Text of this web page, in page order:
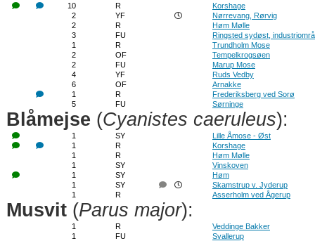
10
R
Korshage
2
YF
Nørrevang, Rørvig
2
R
Høm Mølle
3
FU
Ringsted sydøst,
1
R
Trundholm Mose
2
OF
Tempelkrogsøen
2
FU
Marup Mose
4
YF
Ruds Vedby
6
OF
Arnakke
1
R
Frederiksberg ved Sorø
5
FU Sørninge
Blåmejse (Cyanistes caeruleus):
1 SY
Lille Åmose - Øst
1
R
Korshage
1
R
Høm Mølle
1
SY
Vinskoven
1
SY
Høm
1
SY
Skamstrup v. Jyderup
1
R Asserholm ved Ågerup
Musvit (Parus major):
1 R
Veddinge Bakker
1
FU
Svallerup